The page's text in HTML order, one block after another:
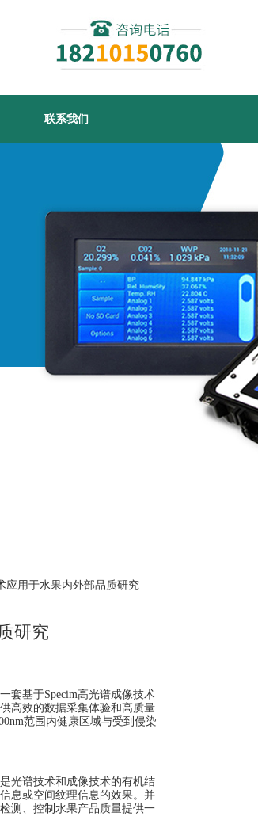
联系我们
应用于水果内外部品质研究
研究
套基于Specim高光谱成像技术
高效的数据采集体验和高质量
范围内健康区域与受到侵染
光谱技术和成像技术的有机结
息或空间纹理信息的效果。并
测、控制水果产品质量提供一